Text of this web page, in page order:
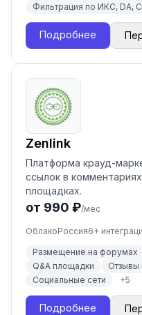
Фильтрация по ИКС, DA,
Подробнее
Zenlink
Платформа крауд-
ссылок в
площадках.
от 990 ₽/мес
ОблакоРоссия6+
Размещение на форумах
Q&A площадки
Отзывы
Социальные сети
+5
Подробнее